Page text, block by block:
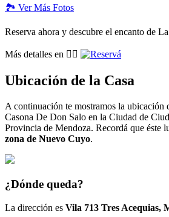
🏞️ VerMás Fotos
Reserva ahora y descubre el encanto de
Más detalles en 👉🏽
Ubicación de la Casa
A continuación te mostramos la ubicación
Casona De Don Salo en la Ciudad de
Provincia de Mendoza. Recordá que éste
zona de Nuevo Cuyo.
¿Dónde queda?
La dirección es Vila 713 Tres Acequias,